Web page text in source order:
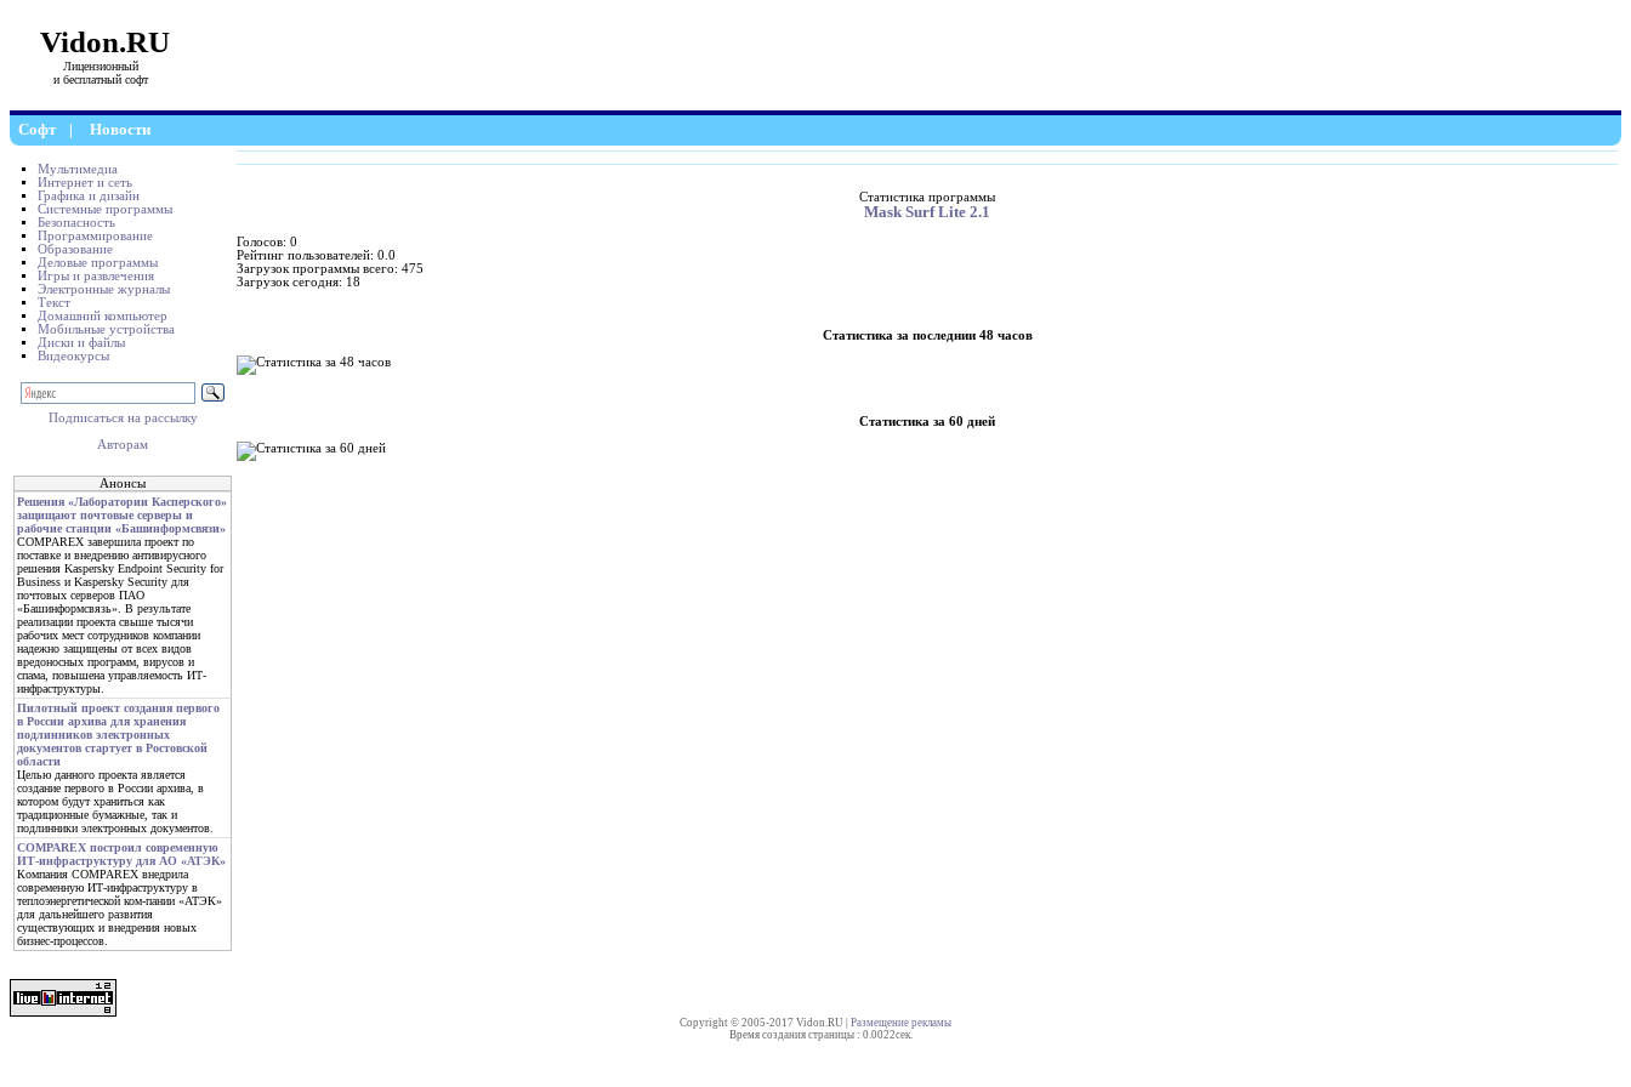
Vidon.RU
Лицензионный
и бесплатный софт
Софт | Новости
Мультимедиа
Интернет и сеть
Графика и дизайн
Системные программы
Безопасность
Программирование
Образование
Деловые программы
Игры и развлечения
Электронные журналы
Текст
Домашний компьютер
Мобильные устройства
Диски и файлы
Видеокурсы
Подписаться на рассылку
Авторам
Анонсы
Решения «Лаборатории Касперского»
защищают почтовые серверы и
рабочие станции «Башинформсвязи»
COMPAREX завершила проект по
поставке и внедрению антивирусного
решения Kaspersky Endpoint Security for
Business и Kaspersky Security для
почтовых серверов ПАО
«Башинформсвязь». В результате
реализации проекта свыше тысячи
рабочих мест сотрудников компании
надежно защищены от всех видов
вредоносных программ, вирусов и
спама, повышена управляемость ИТ-
инфраструктуры.
Пилотный проект создания первого
в России архива для хранения
подлинников электронных
документов стартует в Ростовской
области
Целью данного проекта является
создание первого в России архива, в
котором будут храниться как
традиционные бумажные, так и
подлинники электронных документов.
COMPAREX построил современную
ИТ-инфраструктуру для АО «АТЭК»
Компания COMPAREX внедрила
современную ИТ-инфраструктуру в
теплоэнергетической ком-пании «АТЭК»
для дальнейшего развития
существующих и внедрения новых
бизнес-процессов.
Статистика программы
Mask Surf Lite 2.1
Голосов: 0
Рейтинг пользователей: 0.0
Загрузок программы всего: 475
Загрузок сегодня: 18
Статистика за последнии 48 часов
Статистика за 60 дней
Copyright © 2005-2017 Vidon.RU | Размещение рекламы
Время создания страницы : 0.0022сек.